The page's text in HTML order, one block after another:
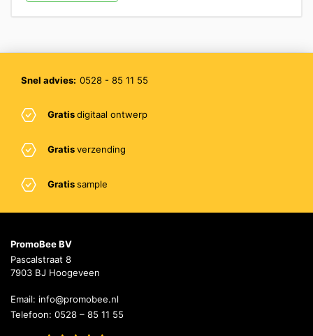
Snel advies: 0528 - 85 11 55
Gratisdigitaal ontwerp
Gratisverzending
Gratissample
PromoBee BV
Pascalstraat 8
7903 BJ Hoogeveen
Email: info@promobee.nl
Telefoon: 0528 – 85 11 55